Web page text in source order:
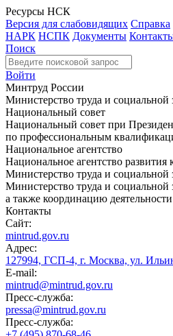
Ресурсы НСК
Версия для слабовидящих Справка
НАРК НСПК Документы
Поиск
Войти
Минтруд России
Министерство труда и
Национальный совет
Национальный совет при
по профессиональным
Национальное агентство
Национальное агентство развития
Министерство труда и
Министерство труда и
а также координацию
Контакты
Сайт:
mintrud.gov.ru
Адрес:
127994, ГСП-4, г. Москва, ул.
E-mail:
mintrud@mintrud.gov.ru
Пресс-служба:
pressa@mintrud.gov.ru
Пресс-служба: